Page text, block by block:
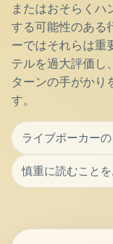
またはおそらくハ
する可能性のある
ーではそれらは重
テルを過大評価し
ターンの手がかり
す。
ライブポーカー
慎重に読むこと